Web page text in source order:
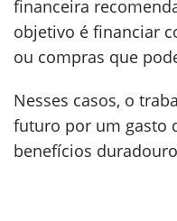
financeira
objetivo é financiar
ou compras que
Nesses casos, o
futuro por um gasto
benefícios